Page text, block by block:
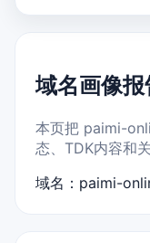
域名画像报
本页把 paimi-
态、TDK内容和
域名：paimi-